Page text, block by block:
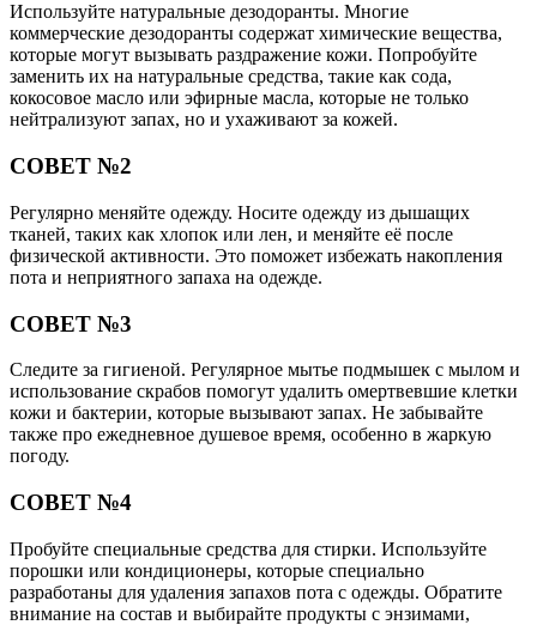
Используйте натуральные дезодоранты. Многие
коммерческие дезодоранты содержат химические вещества,
которые могут вызывать раздражение кожи. Попробуйте
заменить их на натуральные средства, такие как сода,
кокосовое масло или эфирные масла, которые не только
нейтрализуют запах, но и ухаживают за кожей.
СОВЕТ №2
Регулярно меняйте одежду. Носите одежду из дышащих
тканей, таких как хлопок или лен, и меняйте её после
физической активности. Это поможет избежать накопления
пота и неприятного запаха на одежде.
СОВЕТ №3
Следите за гигиеной. Регулярное мытье подмышек с мылом и
использование скрабов помогут удалить омертвевшие клетки
кожи и бактерии, которые вызывают запах. Не забывайте
также про ежедневное душевое время, особенно в жаркую
погоду.
СОВЕТ №4
Пробуйте специальные средства для стирки. Используйте
порошки или кондиционеры, которые специально
разработаны для удаления запахов пота с одежды. Обратите
внимание на состав и выбирайте продукты с энзимами,